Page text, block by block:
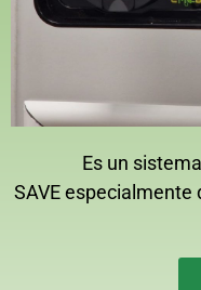
Es un
SAVE especialmente